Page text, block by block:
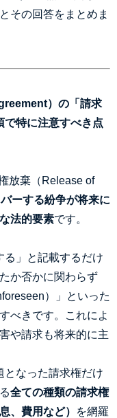
その回答をまとめま
）の「請求
特に注意すべき点
放棄（Release of
ーする紛争が将来に
法的要素です。
る」と記載するだけ
か否かに関わらず
）」といった
べきです。これによ
や請求も将来的に主
となった請求権だけ
全ての種類の請求権
、費用など）
を網羅